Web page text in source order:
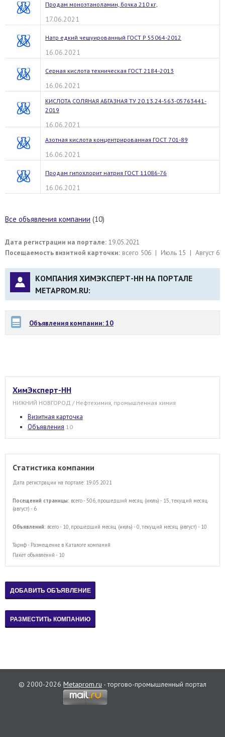
Продам моноэтаноламин, бочка 210 кг,
17.06.2021
Натр едкий чешуированный ГОСТ Р 55064-2012
16.06.2021
Серная кислота техническая ГОСТ 2184-2013
16.06.2021
КИСЛОТА СОЛЯНАЯ АБГАЗНАЯ ТУ 20.13.24-563-05763441-
2019
16.06.2021
Азотная кислота концентрированная ГОСТ 701-89
16.06.2021
Продам гипохлорит натрия ГОСТ 11086-76
16.06.2021
Все объявления компании (10)
Дата регистрации на портале: 19.05.2021
Посещаемость визитной карточки: всего 506 | Июль 15 | Август 6
КОМПАНИЯ ХИМЭКСПЕРТ-НН НА ПОРТАЛЕ
METAPROM.RU:
Объявления компании: 10
ХимЭксперт-НН
НИЖНИЙ НОВГОРОД / Нефтехимия, промышленная химия
Визитная карточка
Объявления 10
Статистика компании
Дата регистрации на портале: 19.05.2021
Посещений страницы: всего - 506, прошедший месяц (июль) - 15, текущий месяц
(август) - 6
Объявлений: всего - 10, прошедший месяц (июль) - 0, текущий месяц (август) - 10
Тариф - Размещение в Каталоге компаний
Пакет объявлений - 10
© 2000-2026 Metaprom.ru - торгово-промышленный портал